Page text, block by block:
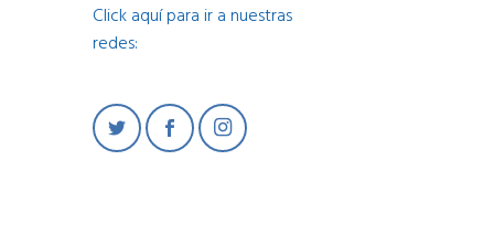
Click aquí para ir a nuestras
redes: